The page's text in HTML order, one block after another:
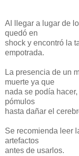
Al llegar a lugar de
quedó en
shock y encontró la
empotrada.
La presencia de un
muerte ya que
nada se podía
pómulos
hasta dañar el
Se recomienda leer
artefactos
antes de usarlos.